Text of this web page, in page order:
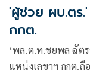
'ผู้ช่วย ผบ.ตร.'
กกต.
‘พล.ต.ท.​ชยพล ฉัต
แหน่งเลขาฯ กกต.ถื